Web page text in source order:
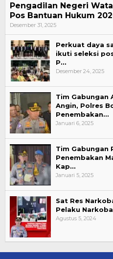
Pengadilan Negeri
Pos Bantuan Hukum
Desember 31, 2025
Perkuat daya
ikuti seleksi
P…
Desember 24, 2025
Tim Gabungan
Angin, Polres
Penembakan…
Januari 6, 2025
Tim Gabungan
Penembakan
Kap…
Januari 5, 2025
Sat Res
Pelaku Narkoba
Agustus 5, 2024